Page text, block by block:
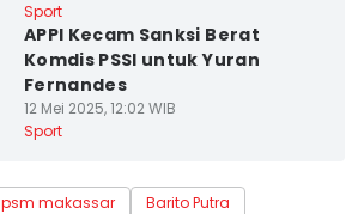
Sport
APPI Kecam Sanksi Berat
Komdis PSSI untuk Yuran
Fernandes
12 Mei 2025, 12:02 WIB
Sport
psm makassar
Barito Putra